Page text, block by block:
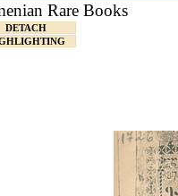
Rare Books
DETACH